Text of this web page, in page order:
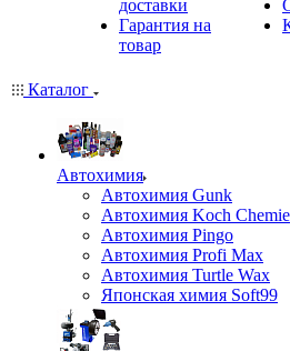
доставки
Гарантия на
товар
Каталог
Автохимия
Автохимия Gunk
Автохимия Koch Chemie
Автохимия Pingo
Автохимия Profi Max
Автохимия Turtle Wax
Японская химия Soft99